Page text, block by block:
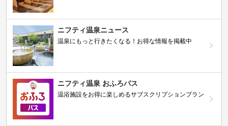
ニフティ温泉ニュース
温泉にもっと行きたくなる！お得な情報を掲載中
ニフティ温泉 おふろパス
温浴施設をお得に楽しめるサブスクリプションプラン